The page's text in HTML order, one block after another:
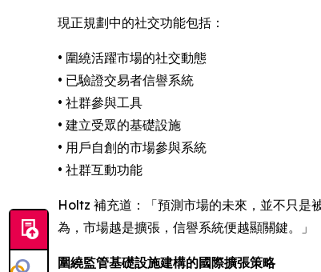
現正規劃中的社交功能包括：
• 圍繞活躍市場的社交動態
• 已驗證交易者信譽系統
• 社群參與工具
• 建立受眾的基礎設施
• 用戶自創的市場參與系統
• 社群互動功能
Holtz 補充道：「預測市場的未來，並不只是
為，市場越是擴張，信譽系統便越顯關鍵。」
圍繞監管基礎設施建構的國際擴張策略